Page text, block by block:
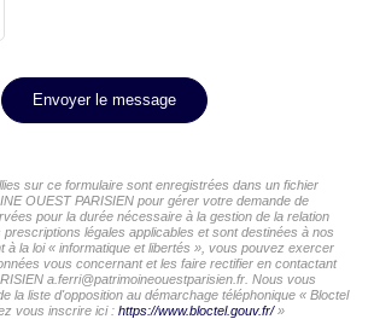
Envoyer le message
sur ce formulaire sont enregistrées dans un fichier
OUEST PARISIEN pour gérer votre demande de
pour la durée nécessaire à la gestion de la relation
légales applicables et sont destinées à nos
à la loi « informatique et libertés », vous pouvez exercer
vous concernant et les faire rectifier en contactant
a.ferri@patrimoineouestparisien.fr. Nous vous
la liste d'opposition au démarchage téléphonique « Bloctel
vous inscrire ici : https://www.bloctel.gouv.fr/»